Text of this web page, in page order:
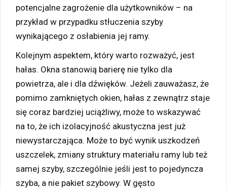
potencjalne zagrożenie dla użytkowników – na
przykład w przypadku stłuczenia szyby
wynikającego z osłabienia jej ramy.
Kolejnym aspektem, który warto rozważyć, jest
hałas. Okna stanowią barierę nie tylko dla
powietrza, ale i dla dźwięków. Jeżeli zauważasz, że
pomimo zamkniętych okien, hałas z zewnątrz staje
się coraz bardziej uciążliwy, może to wskazywać
na to, że ich izolacyjność akustyczna jest już
niewystarczająca. Może to być wynik uszkodzeń
uszczelek, zmiany struktury materiału ramy lub też
samej szyby, szczególnie jeśli jest to pojedyncza
szyba, a nie pakiet szybowy. W gęsto